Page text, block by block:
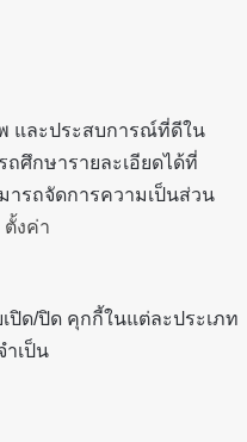
และประสบการณ์ที่ดีใน
ศึกษารายละเอียดได้ที่
ารถจัดการความเป็นส่วน
ตั้งค่า
ปิด/ปิด คุกกี้ในแต่ละประเภท
ำเป็น